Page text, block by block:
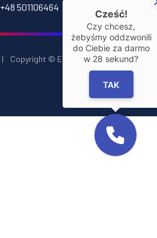
+48 501106464
| Copyright © E‑Installator 2026
Cześć!
Czy chcesz,
żebyśmy oddzwonili
do Ciebie za darmo
w 28 sekund?
TAK